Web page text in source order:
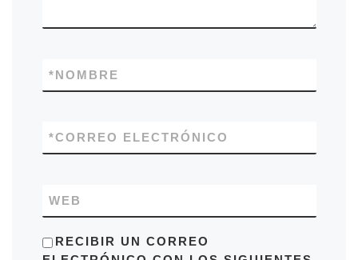
NOMBRE
*
CORREO ELECTRÓNICO
*
WEB
RECIBIR UN CORREO